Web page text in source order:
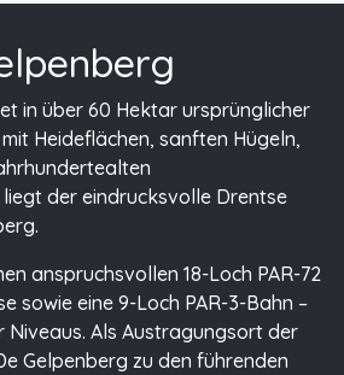
in über 60 Hektar ursprünglicher
Heideflächen, sanften Hügeln,
der eindrucksvolle Drentse
anspruchsvollen 18-Loch PAR-72
sowie eine 9-Loch PAR-3-Bahn –
Niveaus. Als Austragungsort der
Gelpenberg zu den führenden